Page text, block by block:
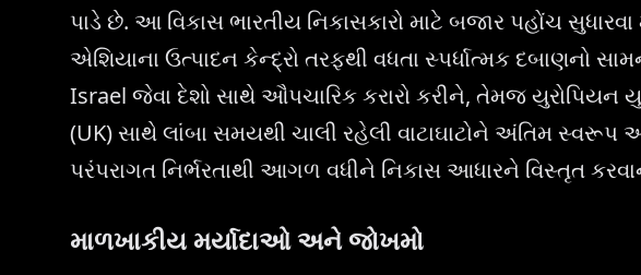
પાડે છે. આ વિકાસ ભારતીય નિકાસકારો માટે બજાર પહોંચ
એશિયાના ઉત્પાદન કેન્દ્રો તરફથી વધતા સ્પર્ધાત્મક દબાણનો
Israel જેવા દેશો સાથે ઔપચારિક કરારો કરીને, તેમજ
(UK) સાથે લાંબા સમયથી ચાલી રહેલી વાટાઘાટોને અંતિમ સ્વરૂપ
પરંપરાગત નિર્ભરતાથી આગળ વધીને નિકાસ આધારને વિસ્તૃત
માળખાકીય મર્યાદાઓ અને જોખમો